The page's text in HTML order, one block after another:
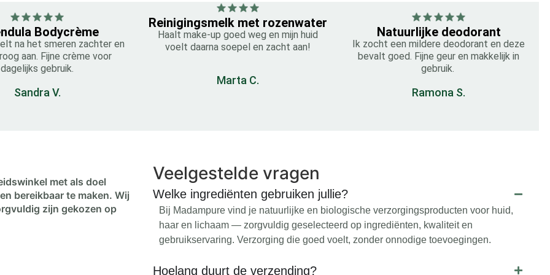
Bodycrème
na het smeren zachter en
aan. Fijne crème voor
dagelijks gebruik.
Sandra V.
Reinigingsmelk met rozenwater
Haalt make-up goed weg en mijn huid
voelt daarna soepel en zacht aan!
Marta C.
Natuurlijke deodorant
Ik zocht een mildere deodorant en deze
bevalt goed. Fijne geur en makkelijk in
gebruik.
Ramona S.
met als doel
bereikbaar te maken. Wij
zijn gekozen op
Veelgestelde vragen
Welke ingrediënten gebruiken jullie?
Bij Madampure vind je natuurlijke en biologische verzorgingsproducten voor huid,
haar en lichaam — zorgvuldig geselecteerd op ingrediënten, kwaliteit en
gebruikservaring. Verzorging die goed voelt, zonder onnodige toevoegingen.
Hoelang duurt de verzending?